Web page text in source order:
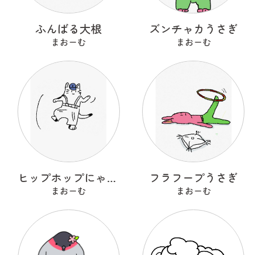
ふんばる大根
まおーむ
ズンチャカうさぎ
まおーむ
ヒップホップにゃんこ
まおーむ
フラフープうさぎ
まおーむ